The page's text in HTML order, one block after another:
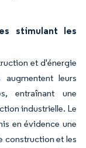
stimulant les
et d'énergie
leurs
entraînant une
industrielle. Le
en évidence une
construction et les